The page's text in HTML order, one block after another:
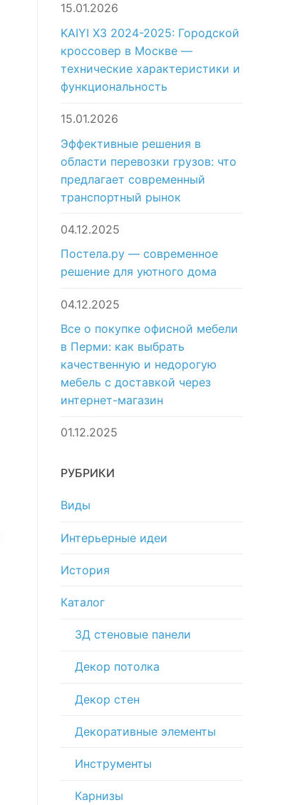
15.01.2026
KAIYI X3 2024-2025: Городской
кроссовер в Москве —
технические характеристики и
функциональность
15.01.2026
Эффективные решения в
области перевозки грузов: что
предлагает современный
транспортный рынок
04.12.2025
Постела.ру — современное
решение для уютного дома
04.12.2025
Все о покупке офисной мебели
в Перми: как выбрать
качественную и недорогую
мебель с доставкой через
интернет-магазин
01.12.2025
РУБРИКИ
Виды
Интерьерные идеи
История
Каталог
3Д стеновые панели
Декор потолка
Декор стен
Декоративные элементы
Инструменты
Карнизы